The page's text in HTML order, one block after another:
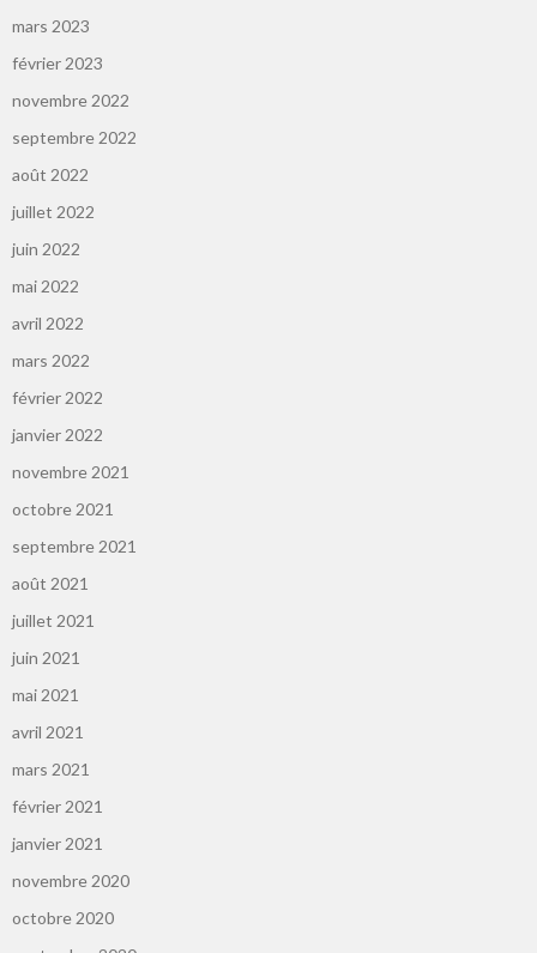
mars 2023
février 2023
novembre 2022
septembre 2022
août 2022
juillet 2022
juin 2022
mai 2022
avril 2022
mars 2022
février 2022
janvier 2022
novembre 2021
octobre 2021
septembre 2021
août 2021
juillet 2021
juin 2021
mai 2021
avril 2021
mars 2021
février 2021
janvier 2021
novembre 2020
octobre 2020